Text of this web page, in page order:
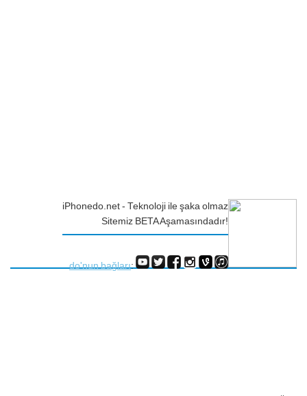
iPhonedo.net - Teknoloji ile şaka olmaz
Sitemiz BETA Aşamasındadır!
do'nun bağları: